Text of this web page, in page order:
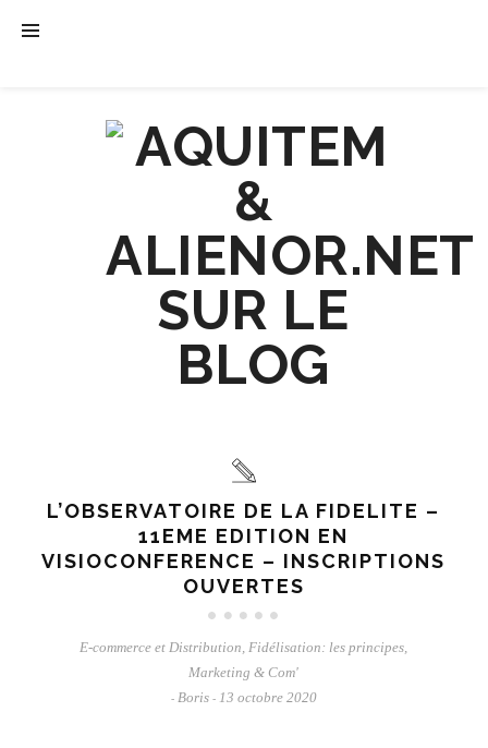
L’OBSERVATOIRE DE LA FIDELITE –
11EME EDITION EN
VISIOCONFERENCE – INSCRIPTIONS
OUVERTES
E-commerce et Distribution,Fidélisation: les principes,
Marketing & Com'
- Boris - 13 octobre 2020